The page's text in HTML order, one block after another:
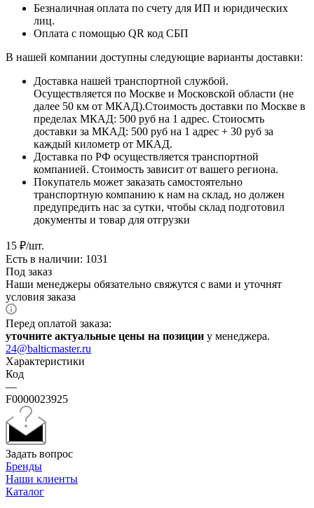
Безналичная оплата по счету для ИП и юридических
лиц.
Оплата с помощью QR код СБП
В нашей компании доступны следующие варианты доставки:
Доставка нашей транспортной службой.
Осуществляется по Москве и Московской области (не
далее 50 км от МКАД).Стоимость доставки по Москве в
пределах МКАД: 500 руб на 1 адрес. Стоиосмть
доставки за МКАД: 500 руб на 1 адрес + 30 руб за
каждый километр от МКАД.
Доставка по РФ осуществляется транспортной
компанией. Стоимость зависит от вашего региона.
Покупатель может заказать самостоятельно
транспортную компанию к нам на склад, но должен
предупредить нас за сутки, чтобы склад подготовил
документы и товар для отгрузки
15 ₽/шт.
Есть в наличии: 1031
Под заказ
Наши менеджеры обязательно свяжутся с вами и уточнят
условия заказа
Перед оплатой заказа:
уточните актуальные цены на позиции у менеджера.
24@balticmaster.ru
Характеристики
Код
—
F0000023925
Задать вопрос
Бренды
Наши клиенты
Каталог